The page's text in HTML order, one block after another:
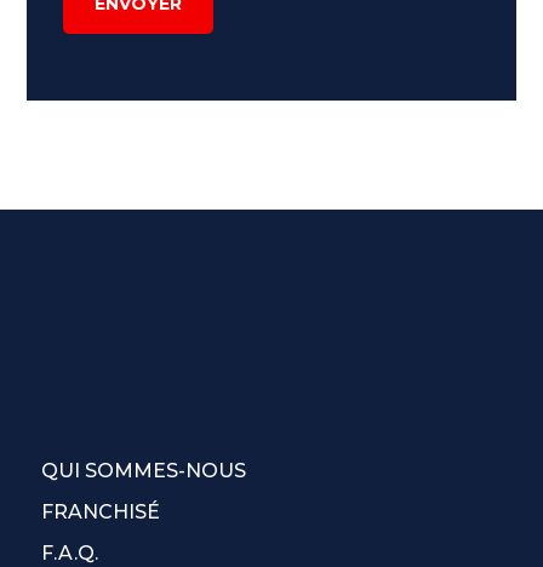
QUI SOMMES-NOUS
FRANCHISÉ
F.A.Q.